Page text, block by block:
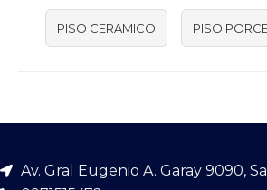
PISO CERAMICO PISO
Av. Gral Eugenio A. Garay 9090,